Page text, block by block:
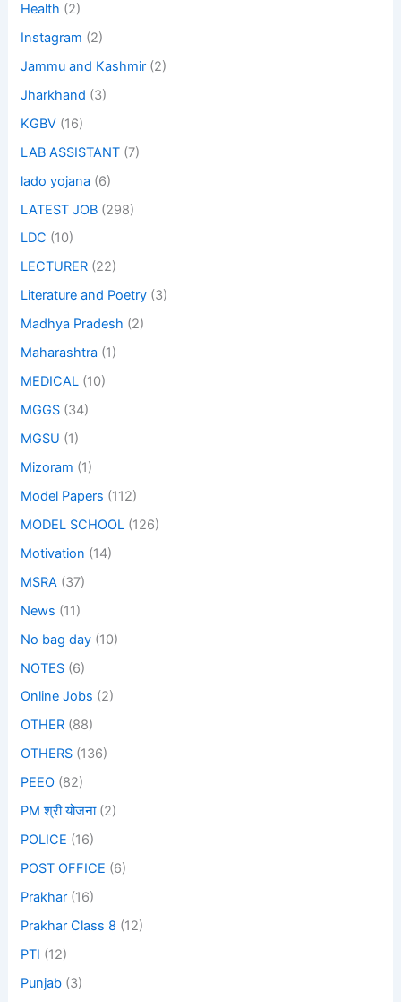
Health (2)
Instagram (2)
Jammu and Kashmir (2)
Jharkhand (3)
KGBV (16)
LAB ASSISTANT (7)
lado yojana (6)
LATEST JOB (298)
LDC (10)
LECTURER (22)
Literature and Poetry (3)
Madhya Pradesh (2)
Maharashtra (1)
MEDICAL (10)
MGGS (34)
MGSU (1)
Mizoram (1)
Model Papers (112)
MODEL SCHOOL (126)
Motivation (14)
MSRA (37)
News (11)
No bag day (10)
NOTES (6)
Online Jobs (2)
OTHER (88)
OTHERS (136)
PEEO (82)
PM श्री योजना(2)
POLICE (16)
POST OFFICE (6)
Prakhar (16)
Prakhar Class 8 (12)
PTI (12)
Punjab (3)